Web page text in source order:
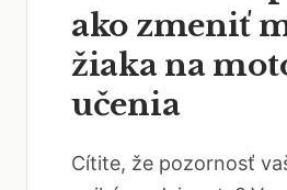
ako zmeniť
žiaka na
učenia
Cítite, že pozornosť